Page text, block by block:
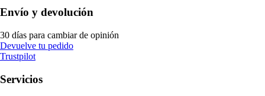
Envío y devolución
30 días para cambiar de opinión
Devuelve tu pedido
Trustpilot
Servicios